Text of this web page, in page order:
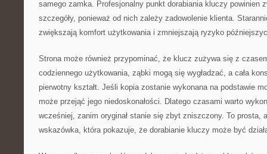
samego zamka. Profesjonalny punkt dorabiania kluczy powinien
szczegóły, ponieważ od nich zależy zadowolenie klienta.
zwiększają komfort użytkowania i zmniejszają ryzyko
Strona może również przypominać, że klucz zużywa się z
codziennego użytkowania, ząbki mogą się wygładzać, a cała
pierwotny kształt. Jeśli kopia zostanie wykonana na podstawie
może przejąć jego niedoskonałości. Dlatego czasami warto
wcześniej, zanim oryginał stanie się zbyt zniszczony. To prosta,
wskazówka, która pokazuje, że dorabianie kluczy może być